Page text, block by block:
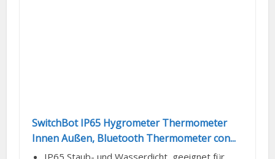
SwitchBot IP65 Hygrometer Thermometer
Innen Außen, Bluetooth Thermometer con...